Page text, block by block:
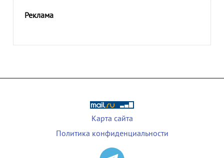
Реклама
Карта сайта
Политика конфиденциальности